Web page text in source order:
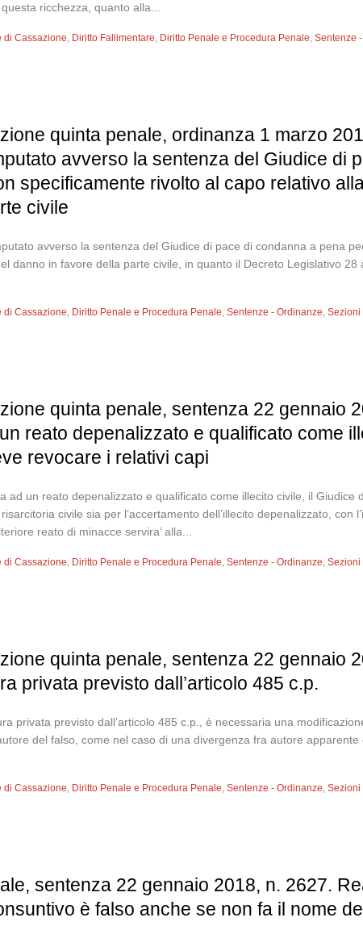
ricchezza, quanto alla...
di Cassazione, Diritto Fallimentare, Diritto Penale e Procedura Penale,Sentenze
quinta penale, ordinanza 1 marzo
avverso la sentenza del Giudice di
specificamente rivolto al capo relativo
civile
avverso la sentenza del Giudice di pace di condanna a pena
danno in favore della parte civile, in quanto il Decreto Legislativo
di Cassazione, Diritto Penale e Procedura Penale,Sentenze - Ordinanze,Sezioni
quinta penale, sentenza 22 gennaio
reato depenalizzato e qualificato come
revocare i relativi capi
ad un reato depenalizzato e qualificato come illecito civile, il Giudice
civile sia per l’accertamento dell’illecito depenalizzato,
reato di minacce servira’ alla...
di Cassazione, Diritto Penale e Procedura Penale,Sentenze - Ordinanze,Sezioni
quinta penale, sentenza 22 gennaio
privata previsto dall’articolo 485 c.p.
privata previsto dall’articolo 485 c.p., è necessaria una
del falso, come nel caso di una divergenza fra autore
di Cassazione, Diritto Penale e Procedura Penale,Sentenze - Ordinanze,Sezioni
sentenza 22 gennaio 2018, n. 2627.
è falso anche se non fa il nome